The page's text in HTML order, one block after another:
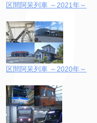
区間阿呆列車 ～2021年～
区間阿呆列車 ～2020年～